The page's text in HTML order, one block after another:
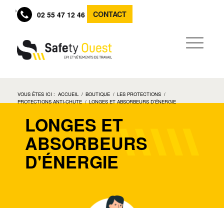
02 55 47 12 46 CONTACT
VOUS ÊTES ICI : ACCUEIL / BOUTIQUE / LES PROTECTIONS /
PROTECTIONS ANTI-CHUTE / LONGES ET ABSORBEURS D'ÉNERGIE
LONGES ET
ABSORBEURS
D'ÉNERGIE